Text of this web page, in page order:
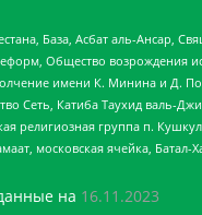
База, Асбат аль-Ансар,
Общество возрождения
имени К. Минина и Д.
Сеть, Катиба Таухид
религиозная группа п.
московская ячейка,
на 16.11.2023